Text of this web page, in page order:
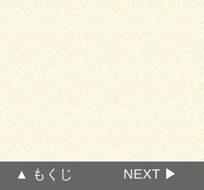
▲ もくじ NEXT ▶